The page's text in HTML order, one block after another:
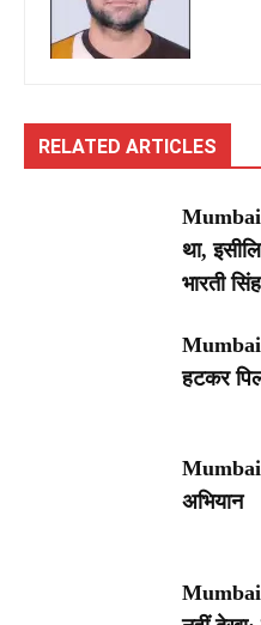
RELATED ARTICLES
था,
भारती सिंह
हटकर
Mumbai
अभियान
Mumbai